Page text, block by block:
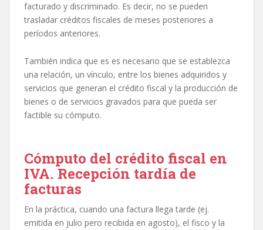
facturado y discriminado. Es decir, no se pueden
trasladar créditos fiscales de meses posteriores a
períodos anteriores.
También indica que es es necesario que se establezca
una relación, un vínculo, entre los bienes adquiridos y
servicios que generan el crédito fiscal y la producción de
bienes o de servicios gravados para que pueda ser
factible su cómputo.
Cómputo del crédito fiscal en
IVA. Recepción tardía de
facturas
En la práctica, cuando una factura llega tarde (ej.
emitida en julio pero recibida en agosto), el fisco y la